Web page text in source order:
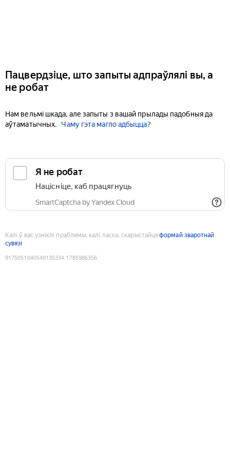
Пацвердзіце, што запыты адпраўлялі вы, а
не робат
Нам вельмі шкада, але запыты з вашай прылады падобныя да
аўтаматычных.
Чаму гэта магло адбыцца?
Я не робат
Націсніце, каб працягнуць
SmartCaptcha by Yandex Cloud
Калі ў вас узніклі праблемы, калі ласка, скарыстайцеформай зваротнай
сувязі
9175051040549135334:1785986356